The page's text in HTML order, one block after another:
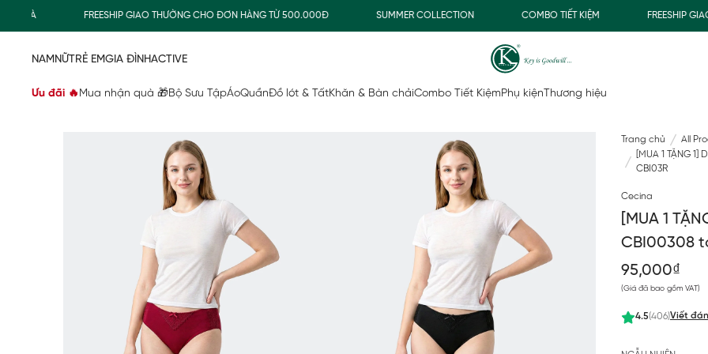
FREESHIP GIAO THƯỜNG CHO ĐƠN HÀNG TỪ 500.000Đ SUMMER COLLECTION COMBO TIẾT KIỆM FREESHIP GIAO
NAMNỮTRẺ EMGIA ĐÌNHACTIVE
Ưu đãi 🔥 Mua nhận quà 🎁Bộ Sưu TậpÁoQuầnĐồ lót & TấtKhăn & Bàn chảiCombo Tiết KiệmPhụ kiện Thương hiệu
Trang chủ
All
[MUA 1 TẶNG
CBI03R
Cecina
[MUA 1
CBI00308
95,000₫
(Giá đã bao gồm VAT)
4.5(406)Viết